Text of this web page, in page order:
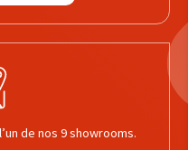
de nos 9 showrooms.